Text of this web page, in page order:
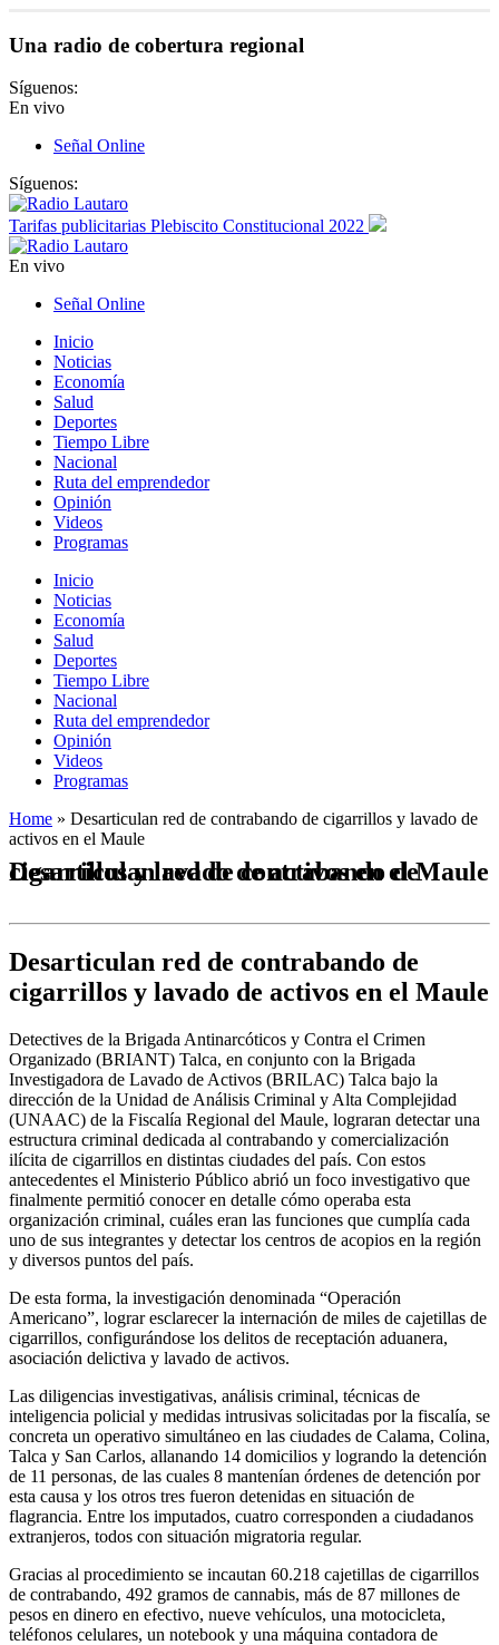
Una radio de cobertura regional
Síguenos:
En vivo
Señal Online
Síguenos:
Tarifas publicitarias Plebiscito Constitucional 2022
En vivo
Señal Online
Inicio
Noticias
Economía
Salud
Deportes
Tiempo Libre
Nacional
Ruta del emprendedor
Opinión
Videos
Programas
Inicio
Noticias
Economía
Salud
Deportes
Tiempo Libre
Nacional
Ruta del emprendedor
Opinión
Videos
Programas
Home » Desarticulan red de contrabando de cigarrillos y lavado de
activos en el Maule
Desarticulan red de contrabando de cigarrillos y lavado de activos en el Maule
Desarticulan red de contrabando de
cigarrillos y lavado de activos en el Maule
Detectives de la Brigada Antinarcóticos y Contra el Crimen
Organizado (BRIANT) Talca, en conjunto con la Brigada
Investigadora de Lavado de Activos (BRILAC) Talca bajo la
dirección de la Unidad de Análisis Criminal y Alta Complejidad
(UNAAC) de la Fiscalía Regional del Maule, lograran detectar una
estructura criminal dedicada al contrabando y comercialización
ilícita de cigarrillos en distintas ciudades del país. Con estos
antecedentes el Ministerio Público abrió un foco investigativo que
finalmente permitió conocer en detalle cómo operaba esta
organización criminal, cuáles eran las funciones que cumplía cada
uno de sus integrantes y detectar los centros de acopios en la región
y diversos puntos del país.
De esta forma, la investigación denominada “Operación
Americano”, lograr esclarecer la internación de miles de cajetillas de
cigarrillos, configurándose los delitos de receptación aduanera,
asociación delictiva y lavado de activos.
Las diligencias investigativas, análisis criminal, técnicas de
inteligencia policial y medidas intrusivas solicitadas por la fiscalía, se
concreta un operativo simultáneo en las ciudades de Calama, Colina,
Talca y San Carlos, allanando 14 domicilios y logrando la detención
de 11 personas, de las cuales 8 mantenían órdenes de detención por
esta causa y los otros tres fueron detenidas en situación de
flagrancia. Entre los imputados, cuatro corresponden a ciudadanos
extranjeros, todos con situación migratoria regular.
Gracias al procedimiento se incautan 60.218 cajetillas de cigarrillos
de contrabando, 492 gramos de cannabis, más de 87 millones de
pesos en dinero en efectivo, nueve vehículos, una motocicleta,
teléfonos celulares, un notebook y una máquina contadora de